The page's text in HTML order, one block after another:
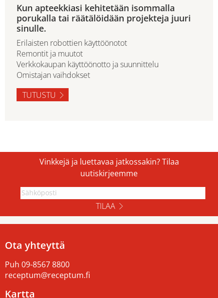
Kun apteekkiasi kehitetään isommalla
porukalla tai räätälöidään projekteja juuri
sinulle.
Erilaisten robottien käyttöönotot
Remontit ja muutot
Verkkokaupan käyttöönotto ja suunnittelu
Omistajan vaihdokset
TUTUSTU
Vinkkejä ja luettavaa jatkossakin? Tilaa
uutiskirjeemme
TILAA
Ota yhteyttä
Puh 09-8567 8800
receptum@receptum.fi
Kartta